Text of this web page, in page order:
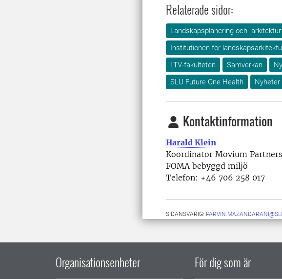
Relaterade sidor:
Landskapsplanering och -arkitektur
Institutionen för
LTV-fakulteten
Samverkan
SLU Future One Health
Kontaktinformation
Harald Klein
Koordinator Movium
FOMA bebyggd miljö
Telefon: +46 706 258 017
SIDANSVARIG:
Organisationsenheter För dig som är